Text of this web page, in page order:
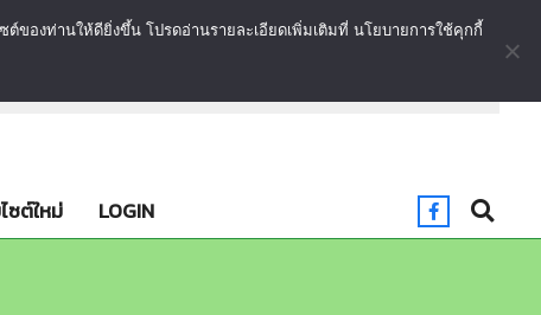
ะสิ่งแวดล้อม พร้อมพัฒนาบริการอย่างยั่งยืน
ซต์ใหม่ LOGIN
ของท่านให้ดียิ่งขึ้น โปรดอ่านรายละเอียดเพิ่มเติมที่ นโยบายการใช้คุกกี้